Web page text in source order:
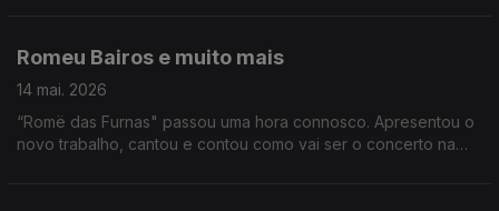
Romeu Bairos e muito mais
14 mai. 2026
“Romë das Furnas" passou uma hora connosco. Apresentou o
novo trabalho, cantou e contou como vai ser o concerto na